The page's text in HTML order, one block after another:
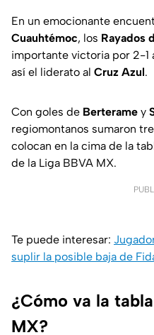
En un emocionante
Cuauhtémoc, los Rayados
importante victoria por 2-1
así el liderato al Cruz Azul.
Con goles de Berterame y
regiomontanos sumaron
colocan en la cima de la
de la Liga BBVA MX.
Te puede interesar:
suplir la posible baja de
¿Cómo va la
MX?